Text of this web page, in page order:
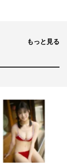
もっと見る